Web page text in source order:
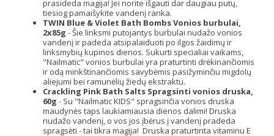
prasideda magija! Jei norite išgauti dar daugiau putų,
tiesiog pamaišykite vandenį ranka.
TWIN Blue & Violet Bath Bombs Vonios burbulai,
2x85g - Šie linksmi putojantys burbulai nudažo vonios
vandenį ir padeda atsipalaiduoti po ilgos žaidimų ir
linksmybių kupinos dienos. Sukurti specialiai vaikams,
"Nailmatic" vonios burbulai yra praturtinti drėkinančiomis
ir odą minkštinančiomis savybėmis pasižyminčiu migdolų
aliejumi bei ramunėlių žiedų ekstraktu.
Crackling Pink Bath Salts Spragsinti vonios druska,
60g - Su "Nailmatic KIDS" spragsinčia vonios druska
maudynės taps laukiamiausia dienos dalimi! Druska
nudažo vandenį, o vos jos įbėrus į vandenį pradeda
spragsėti - tai tikra magija! Druska praturtinta vitaminu E